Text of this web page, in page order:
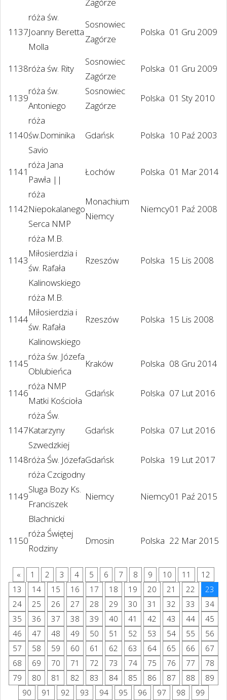
1137
róża św.
Joanny Beretta
Molla
Sosnowiec
Zagórze
Polska 01 Gru 2009
1138róża św. Rity
Sosnowiec
Zagórze
Polska 01 Gru 2009
1139
róża św.
Antoniego
Sosnowiec
Zagórze
Polska 01 Sty 2010
1140
róża
św.Dominika
Savio
Gdańsk Polska 10 Paź 2003
1141
róża Jana
Pawła ||
Łochów Polska 01 Mar 2014
1142
róża
Niepokalanego
Serca NMP
Monachium
Niemcy
Niemcy01 Paź 2008
1143
róża M.B.
Miłosierdzia i
św. Rafała
Kalinowskiego
Rzeszów Polska 15 Lis 2008
1144
róża M.B.
Miłosierdzia i
św. Rafała
Kalinowskiego
Rzeszów Polska 15 Lis 2008
1145
róża św. Józefa
Oblubieńca
Kraków Polska 08 Gru 2014
1146
róża NMP
Matki Kościoła
Gdańsk Polska 07 Lut 2016
1147
róża Św.
Katarzyny
Szwedzkiej
Gdańsk Polska 07 Lut 2016
1148róża Św. JózefaGdańsk Polska 19 Lut 2017
1149
róża Czcigodny
Sluga Bozy Ks.
Franciszek
Blachnicki
Niemcy Niemcy01 Paź 2015
1150
róża Świętej
Rodziny
Dmosin Polska 22 Mar 2015
« 1 2 3 4 5 6 7 8 9 10 11
12
13
14 15 16 17 18 19 20 21 22
23
24
25 26 27 28 29 30 31 32 33
34
35
36 37 38 39 40 41 42 43 44
45
46
47 48 49 50 51 52 53 54 55
56
57
58 59 60 61 62 63 64 65 66
67
68
69 70 71 72 73 74 75 76 77
78
79
80 81 82 83 84 85 86 87 88
89
90
91 92 93 94 95 96 97 98 99